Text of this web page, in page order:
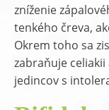
zníženie
tenkého čreva,
Okrem toho sa
zabraňuje
jedincov s